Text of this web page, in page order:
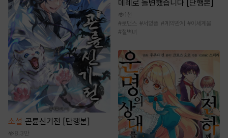
소설 곤륜신기전 [단행본]
8.3만
데레로 돌변했습니다 [단행본]
1천
#로맨스 #서양풍 #계약관계 #이세계물
#철벽녀